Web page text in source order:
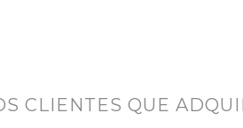
CLIENTES QUE